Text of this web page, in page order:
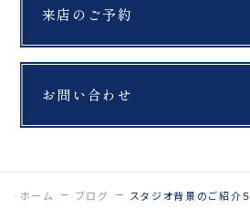
来店のご予約
お問い合わせ
ホーム ブログ スタジオ背景のご紹介５